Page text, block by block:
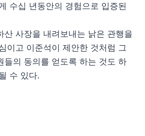
수십 년동안의 경험으로 입증된
산 사장을 내려보내는 낡은 관행을
이고 이준석이 제안한 것처럼 그
들의 동의를 얻도록 하는 것도 하
수 있다.